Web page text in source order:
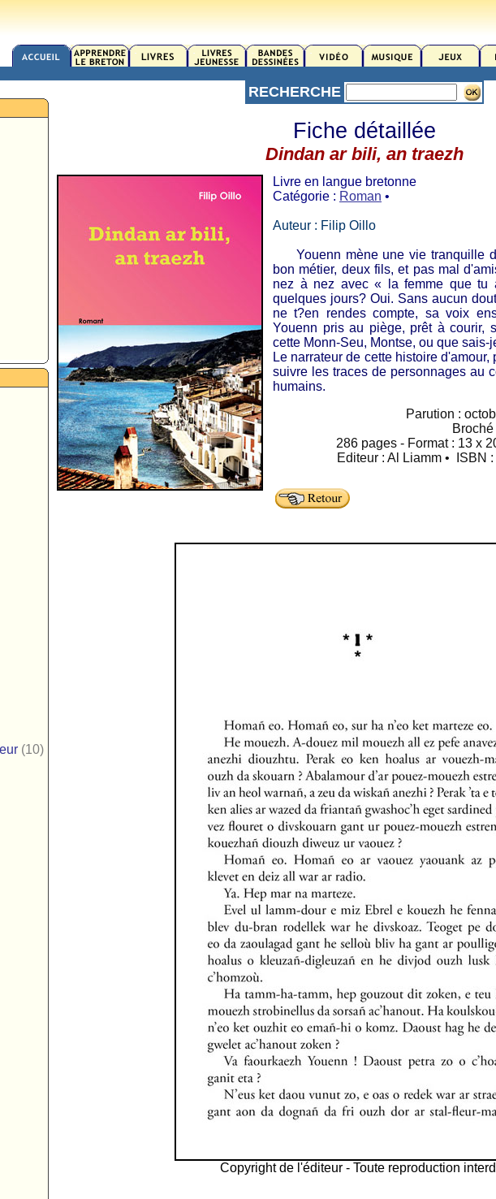
(10)
RECHERCHE
Fiche détaillée
Dindan ar bili, an traezh
Livre en langue bretonne
Catégorie : Roman •
Auteur : Filip Oillo
Youenn mène une vie tranquille
bon métier, deux fils, et pas mal
nez à nez avec « la femme que
quelques jours? Oui. Sans aucun
ne t?en rendes compte, sa voix
Youenn pris au piège, prêt à courir,
cette Monn-Seu, Montse, ou que sais-
Le narrateur de cette histoire
suivre les traces de personnages au
humains.
Parution :
Broché
286 pages - Format : 13 x
Editeur : Al Liamm • ISBN
Copyright de l'éditeur - Toute reproduction